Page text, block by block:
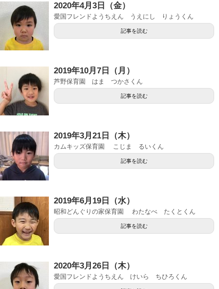
2020年4月3日（金）
愛国フレンドようちえん うえにし りょうくん
記事を読む
2019年10月7日（月）
芦野保育園 はま つかさくん
記事を読む
2019年3月21日（木）
カムキッズ保育園 こじま るいくん
記事を読む
2019年6月19日（水）
昭和どんぐりの家保育園 わたなべ たくとくん
記事を読む
2020年3月26日（木）
愛国フレンドようちえん けいら ちひろくん